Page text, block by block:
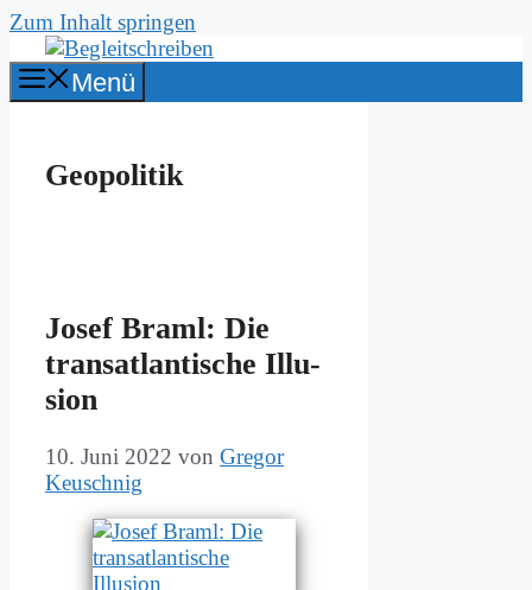
Zum Inhalt springen
Menü
Geopolitik
Jo­sef Braml: Die
trans­at­lan­ti­sche Il­lu­
si­on
10. Juni 2022 von Gregor
Keuschnig